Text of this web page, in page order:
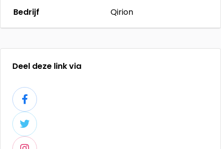
Bedrijf
Qirion
Deel deze link via